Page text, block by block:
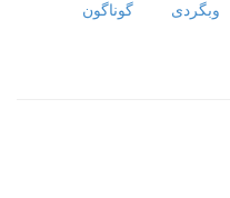
وبگردی گوناگون